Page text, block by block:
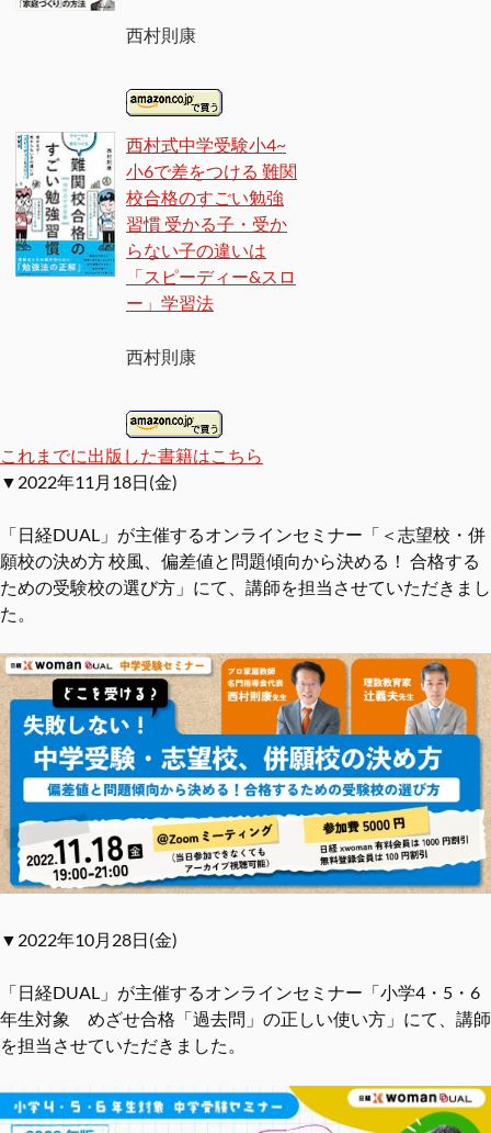
西村則康
西村式中学受験小4~
小6で差をつける 難関
校合格のすごい勉強
習慣 受かる子・受か
らない子の違いは
「スピーディー&スロ
ー」学習法
西村則康
これまでに出版した書籍はこちら
▼2022年11月18日(金)
「日経DUAL」が主催するオンラインセミナー「＜志望校・併
願校の決め方 校風、偏差値と問題傾向から決める！ 合格する
ための受験校の選び方」にて、講師を担当させていただきまし
た。
▼2022年10月28日(金)
「日経DUAL」が主催するオンラインセミナー「小学4・5・6
年生対象 めざせ合格「過去問」の正しい使い方」にて、講師
を担当させていただきました。